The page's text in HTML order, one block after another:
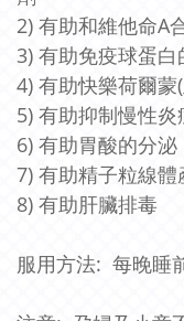
2) 有助和維他命A
3) 有助免疫球蛋白
4) 有助快樂荷爾
5) 有助抑制慢性炎
6) 有助胃酸的分泌
7) 有助精子粒線體
8) 有助肝臟排毒
服用方法: 每晚睡